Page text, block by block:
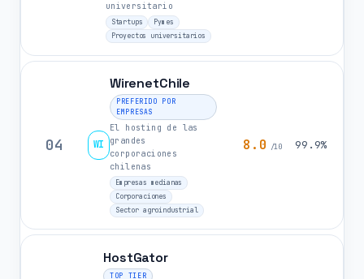
universitario
Startups
Pymes
Proyectos universitarios
04 WI
WirenetChile
PREFERIDO POR
EMPRESAS
El hosting de las
grandes
corporaciones
chilenas
Empresas medianas
Corporaciones
Sector agroindustrial
8.0 /10 99.9%
HostGator
TOP TIER